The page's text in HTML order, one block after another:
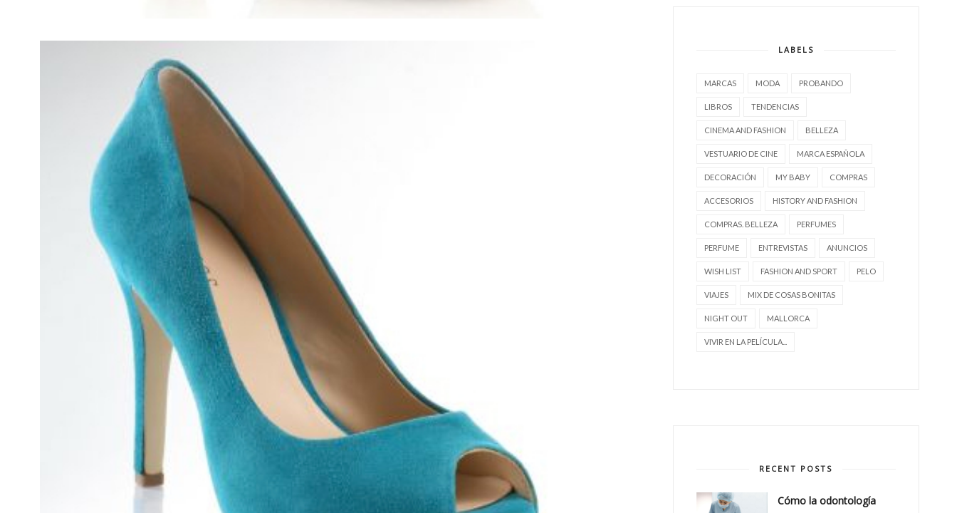
LABELS
MARCAS MODA PROBANDO
LIBROS TENDENCIAS
CINEMA AND FASHION BELLEZA
VESTUARIO DE CINE MARCA ESPAÑOLA
DECORACIÓN MY BABY COMPRAS
ACCESORIOS HISTORY AND FASHION
COMPRAS. BELLEZA PERFUMES
PERFUME ENTREVISTAS ANUNCIOS
WISH LIST FASHION AND SPORT PELO
VIAJES MIX DE COSAS BONITAS
NIGHT OUT MALLORCA
VIVIR EN LA PELÍCULA...
RECENT POSTS
Cómo la odontología